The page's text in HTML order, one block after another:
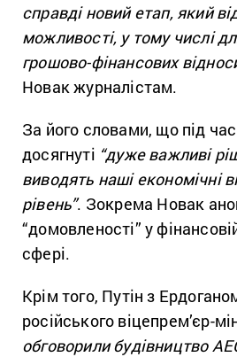
справді новий етап, який
можливості, у тому числі
грошово-фінансових
Новак журналістам.
За його словами, що під
досягнуті “дуже важливі
виводять наші економічні
рівень”. Зокрема Новак
“домовленості” у
сфері.
Крім того, Путін з
російського віцепрем’єр-
обговорили будівництво